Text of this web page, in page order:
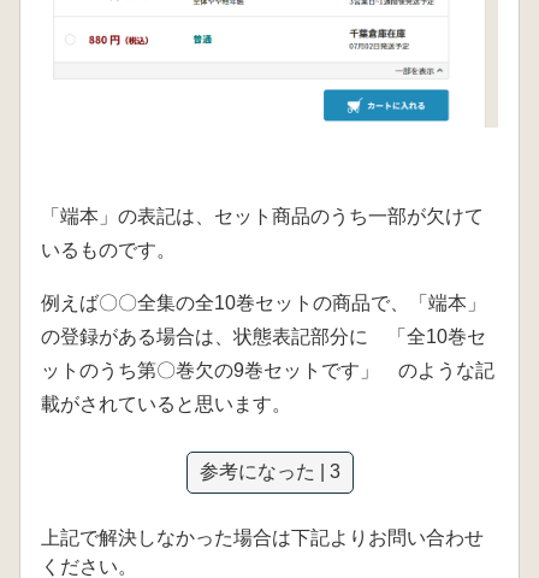
「端本」の表記は、セット商品のうち一部が欠けて
いるものです。
例えば〇〇全集の全10巻セットの商品で、「端本」
の登録がある場合は、状態表記部分に 「全10巻セ
ットのうち第〇巻欠の9巻セットです」 のような記
載がされていると思います。
参考になった | 3
上記で解決しなかった場合は下記よりお問い合わせ
ください。